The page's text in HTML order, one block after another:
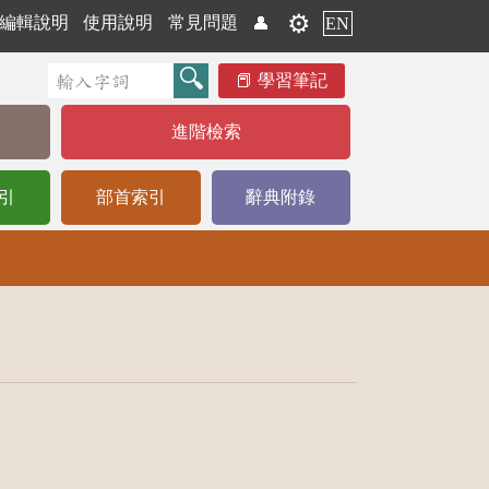
編輯說明 使用說明 常見問題 👤 ⚙️ EN
學習筆記
進階檢索
部首索引 辭典附錄